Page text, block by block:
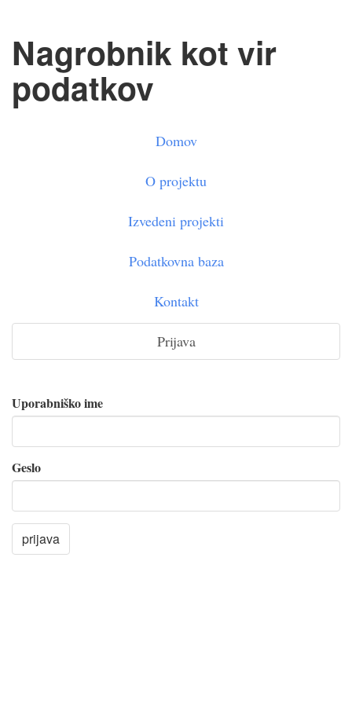
Nagrobnik kot vir
podatkov
Domov
O projektu
Izvedeni projekti
Podatkovna baza
Kontakt
Prijava
Uporabniško ime
Geslo
prijava